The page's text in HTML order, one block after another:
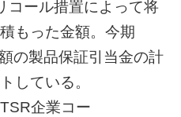
コール措置によって将
もった金額。今期
の製品保証引当金の計
している。
企業コー